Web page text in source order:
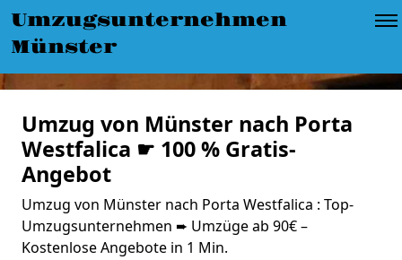
Umzugsunternehmen
Münster
Umzug von Münster nach Porta
Westfalica ☛ 100 % Gratis-
Angebot
Umzug von Münster nach Porta Westfalica : Top-
Umzugsunternehmen ➨ Umzüge ab 90€ –
Kostenlose Angebote in 1 Min.